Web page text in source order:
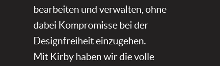
bearbeiten und verwalten, ohne
dabei Kompromisse bei der
Designfreiheit einzugehen.
Mit Kirby haben wir die volle